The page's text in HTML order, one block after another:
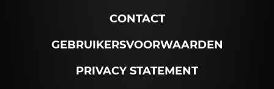
CONTACT
GEBRUIKERSVOORWAARDEN
PRIVACY STATEMENT